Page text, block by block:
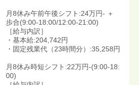
月8休み午前午後シフト:24万円- ＋
歩合(9:00-18:00/12:00-21:00)
［給与内訳］
・基本給:204,742円
・固定残業代（23時間分）:35,258円
月8休み時短シフト:22万円-(9:00-18:
00)